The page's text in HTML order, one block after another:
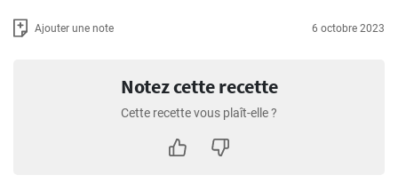
Ajouter une note 6 octobre 2023
Notez cette recette
Cette recette vous plaît-elle ?